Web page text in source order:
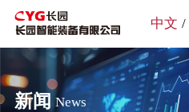
中文
新闻 News